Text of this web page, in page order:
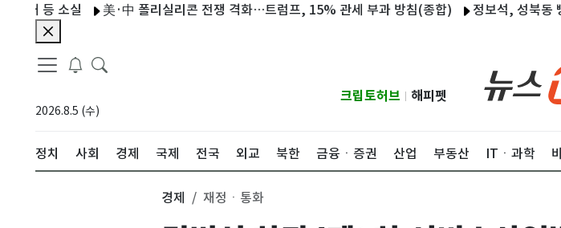
등 소실 美·中 폴리실리콘 전쟁 격화…트럼프, 15% 관세 부과 방침(종합) 정보석, 성북동 빵집
2026.8.5 (수)
크립토허브 해피펫
정치 사회 경제 국제 전국 외교 북한 금융ㆍ증권 산업 부동산 ITㆍ과학
경제 재정ㆍ통화